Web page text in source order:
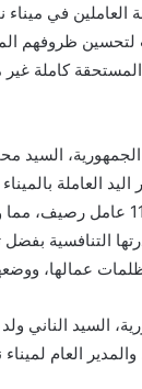
العاملين في
لتحسين ظروفهم
كاملة غير
لعمليات الميناء وتوفير التأمين
التنافسية بفضل
عمالها،
السيد الناني
والمدير العام